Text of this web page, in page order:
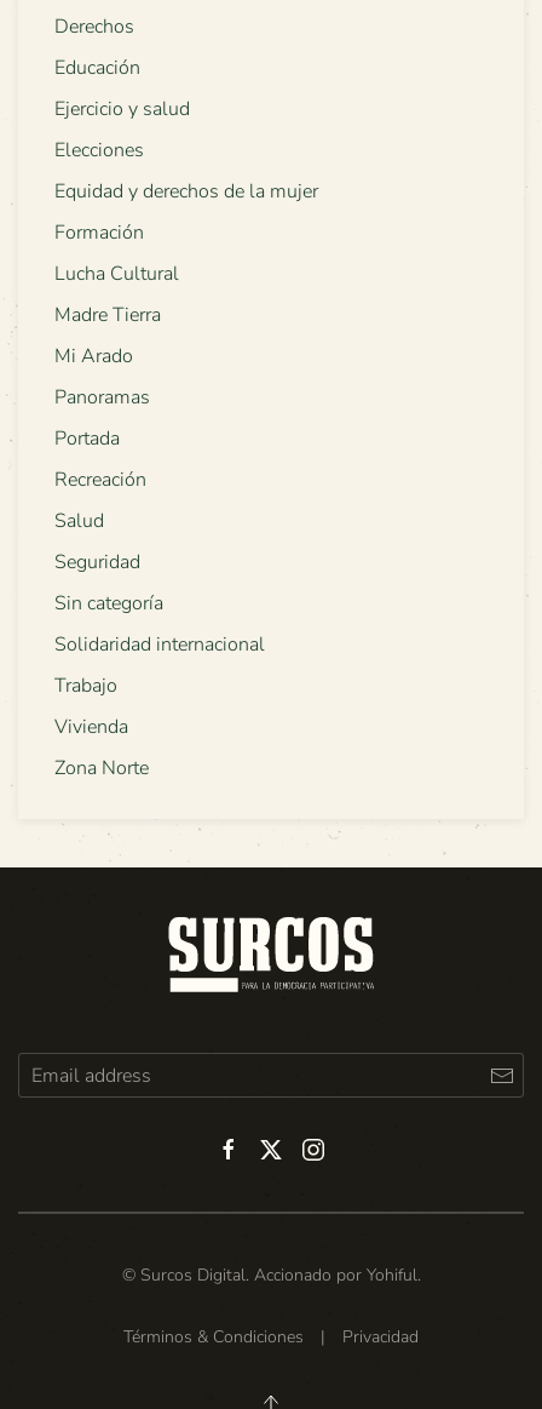
Derechos
Educación
Ejercicio y salud
Elecciones
Equidad y derechos de la mujer
Formación
Lucha Cultural
Madre Tierra
Mi Arado
Panoramas
Portada
Recreación
Salud
Seguridad
Sin categoría
Solidaridad internacional
Trabajo
Vivienda
Zona Norte
© Surcos Digital. Accionado por Yohiful.
Términos & Condiciones | Privacidad